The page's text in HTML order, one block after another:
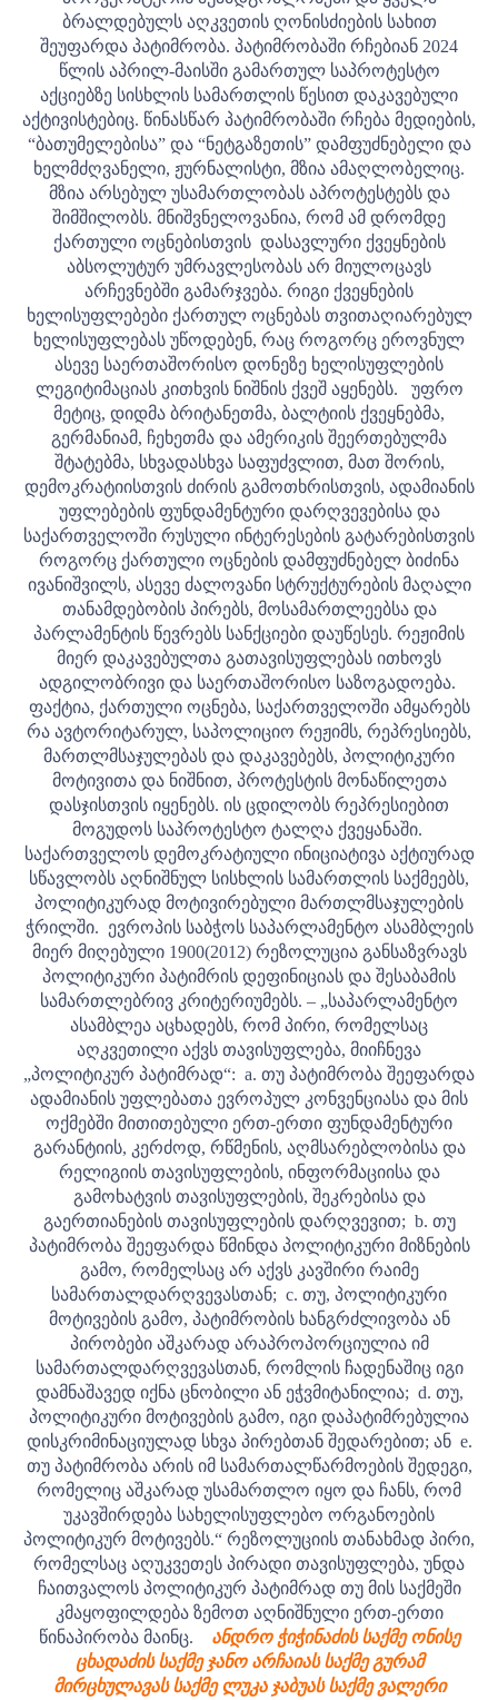
ბრალდებულს აღკვეთის ღონისძიების სახით
შეუფარდა პატიმრობა. პატიმრობაში რჩებიან 2024
წლის აპრილ-მაისში გამართულ საპროტესტო
აქციებზე სისხლის სამართლის წესით დაკავებული
აქტივისტებიც. წინასწარ პატიმრობაში რჩება მედიების,
“ბათუმელებისა” და “ნეტგაზეთის” დამფუძნებელი და
ხელმძღვანელი, ჟურნალისტი, მზია ამაღლობელიც.
მზია არსებულ უსამართლობას აპროტესტებს და
შიმშილობს. მნიშვნელოვანია, რომ ამ დრომდე
ქართული ოცნებისთვის დასავლური ქვეყნების
აბსოლუტურ უმრავლესობას არ მიულოცავს
არჩევნებში გამარჯვება. რიგი ქვეყნების
ხელისუფლებები ქართულ ოცნებას თვითაღიარებულ
ხელისუფლებას უწოდებენ, რაც როგორც ეროვნულ
ასევე საერთაშორისო დონეზე ხელისუფლების
ლეგიტიმაციას კითხვის ნიშნის ქვეშ აყენებს. უფრო
მეტიც, დიდმა ბრიტანეთმა, ბალტიის ქვეყნებმა,
გერმანიამ, ჩეხეთმა და ამერიკის შეერთებულმა
შტატებმა, სხვადასხვა საფუძვლით, მათ შორის,
დემოკრატიისთვის ძირის გამოთხრისთვის, ადამიანის
უფლებების ფუნდამენტური დარღვევებისა და
საქართველოში რუსული ინტერესების გატარებისთვის
როგორც ქართული ოცნების დამფუძნებელ ბიძინა
ივანიშვილს, ასევე ძალოვანი სტრუქტურების მაღალი
თანამდებობის პირებს, მოსამართლეებსა და
პარლამენტის წევრებს სანქციები დაუწესეს. რეჟიმის
მიერ დაკავებულთა გათავისუფლებას ითხოვს
ადგილობრივი და საერთაშორისო საზოგადოება.
ფაქტია, ქართული ოცნება, საქართველოში ამყარებს
რა ავტორიტარულ, საპოლიციო რეჟიმს, რეპრესიებს,
მართლმსაჯულებას და დაკავებებს, პოლიტიკური
მოტივითა და ნიშნით, პროტესტის მონაწილეთა
დასჯისთვის იყენებს. ის ცდილობს რეპრესიებით
მოგუდოს საპროტესტო ტალღა ქვეყანაში.
საქართველოს დემოკრატიული ინიციატივა აქტიურად
სწავლობს აღნიშნულ სისხლის სამართლის საქმეებს,
პოლიტიკურად მოტივირებული მართლმსაჯულების
ჭრილში. ევროპის საბჭოს საპარლამენტო ასამბლეის
მიერ მიღებული 1900(2012) რეზოლუცია განსაზვრავს
პოლიტიკური პატიმრის დეფინიციას და შესაბამის
სამართლებრივ კრიტერიუმებს. – „საპარლამენტო
ასამბლეა აცხადებს, რომ პირი, რომელსაც
აღკვეთილი აქვს თავისუფლება, მიიჩნევა
„პოლიტიკურ პატიმრად“: a. თუ პატიმრობა შეეფარდა
ადამიანის უფლებათა ევროპულ კონვენციასა და მის
ოქმებში მითითებული ერთ-ერთი ფუნდამენტური
გარანტიის, კერძოდ, რწმენის, აღმსარებლობისა და
რელიგიის თავისუფლების, ინფორმაციისა და
გამოხატვის თავისუფლების, შეკრებისა და
გაერთიანების თავისუფლების დარღვევით; b. თუ
პატიმრობა შეეფარდა წმინდა პოლიტიკური მიზნების
გამო, რომელსაც არ აქვს კავშირი რაიმე
სამართალდარღვევასთან; c. თუ, პოლიტიკური
მოტივების გამო, პატიმრობის ხანგრძლივობა ან
პირობები აშკარად არაპროპორციულია იმ
სამართალდარღვევასთან, რომლის ჩადენაშიც იგი
დამნაშავედ იქნა ცნობილი ან ეჭვმიტანილია; d. თუ,
პოლიტიკური მოტივების გამო, იგი დაპატიმრებულია
დისკრიმინაციულად სხვა პირებთან შედარებით; ან e.
თუ პატიმრობა არის იმ სამართალწარმოების შედეგი,
რომელიც აშკარად უსამართლო იყო და ჩანს, რომ
უკავშირდება სახელისუფლებო ორგანოების
პოლიტიკურ მოტივებს.“ რეზოლუციის თანახმად პირი,
რომელსაც აღუკვეთეს პირადი თავისუფლება, უნდა
ჩაითვალოს პოლიტიკურ პატიმრად თუ მის საქმეში
კმაყოფილდება ზემოთ აღნიშნული ერთ-ერთი
წინაპირობა მაინც.
ანდრო ჭიჭინაძის საქმე ონისე
ცხადაძის საქმე ჯანო არჩაიას საქმე გურამ
მირცხულავას საქმე ლუკა ჯაბუას საქმე ვალერი